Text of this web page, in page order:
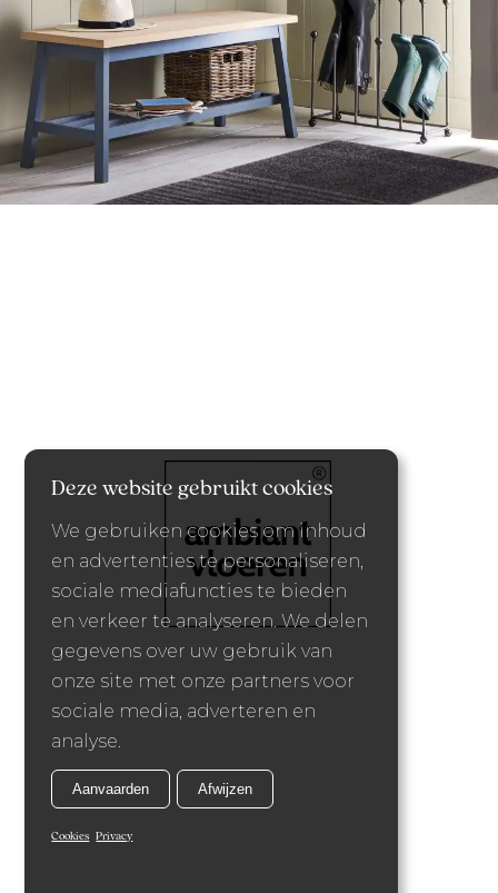
Deze website gebruikt cookies
We gebruiken cookies om inhoud
en advertenties te personaliseren,
sociale mediafuncties te bieden
en verkeer te analyseren. We delen
gegevens over uw gebruik van
onze site met onze partners voor
sociale media, adverteren en
analyse.
Aanvaarden Afwijzen
Cookies Privacy